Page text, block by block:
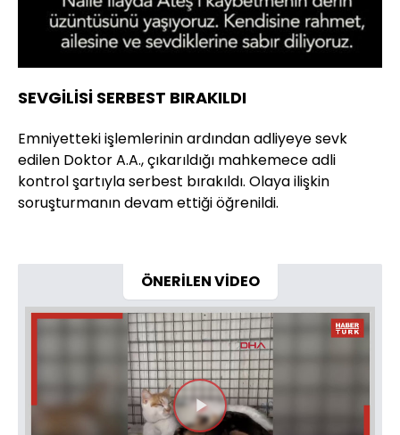
SEVGİLİSİ SERBEST BIRAKILDI
Emniyetteki işlemlerinin ardından adliyeye sevk
edilen Doktor A.A., çıkarıldığı mahkemece adli
kontrol şartıyla serbest bırakıldı. Olaya ilişkin
soruşturmanın devam ettiği öğrenildi.
ÖNERİLEN VİDEO
Videoyu